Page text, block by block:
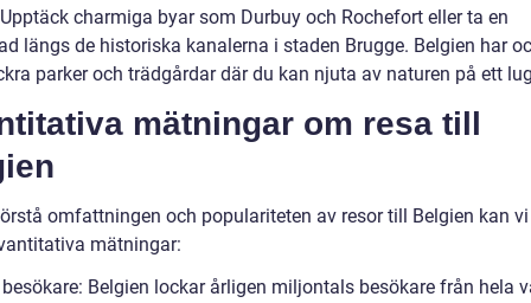
charmiga byar som Durbuy och Rochefort eller ta en
längs de historiska kanalerna i staden Brugge. Belgien har
parker och trädgårdar där du kan njuta av naturen på ett
mätningar om resa till
omfattningen och populariteten av resor till Belgien kan
mätningar:
Belgien lockar årligen miljontals besökare från hela